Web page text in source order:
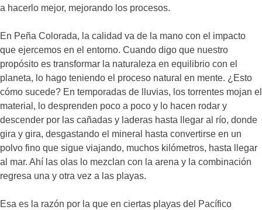
a hacerlo mejor, mejorando los procesos.
En Peña Colorada, la calidad va de la mano con el impacto
que ejercemos en el entorno. Cuando digo que nuestro
propósito es transformar la naturaleza en equilibrio con el
planeta, lo hago teniendo el proceso natural en mente. ¿Esto
cómo sucede? En temporadas de lluvias, los torrentes mojan el
material, lo desprenden poco a poco y lo hacen rodar y
descender por las cañadas y laderas hasta llegar al río, donde
gira y gira, desgastando el mineral hasta convertirse en un
polvo fino que sigue viajando, muchos kilómetros, hasta llegar
al mar. Ahí las olas lo mezclan con la arena y la combinación
regresa una y otra vez a las playas.
Esa es la razón por la que en ciertas playas del Pacífico